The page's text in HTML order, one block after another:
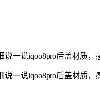
一说iqoo8pro后盖材质，
一说iqoo8pro后盖材质，